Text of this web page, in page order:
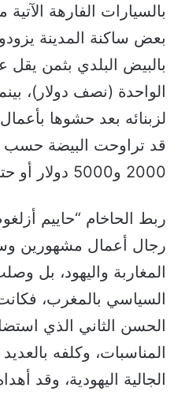
بالسيارات الفارهة
بعض ساكنة المدينة
الواحدة (نصف دولار)،
لزبنائه بعد حشوها
قد تراوحت البيضة حسب
2000 و5000 دولار أو حتى 10000 دولار أحيانا.
ربط الحاخام “حاييم
رجال أعمال مشهورين
المغاربة واليهود، بل
السياسي بالمغرب،
الحسن الثاني الذي
المناسبات، وكلفه
الجالية اليهودية، وقد